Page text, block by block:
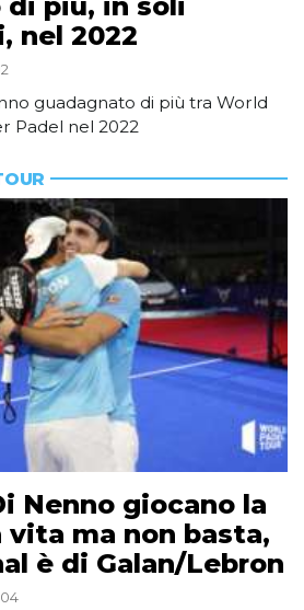
nel 2022
guadagnato di più tra World
Padel nel 2022
Nenno giocano la
ma non basta,
è di Galan/Lebron